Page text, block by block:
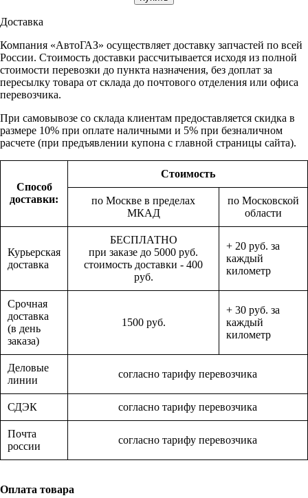
Доставка
Компания «АвтоГАЗ» осуществляет доставку запчастей по всей
России. Стоимость доставки рассчитывается исходя из полной
стоимости перевозки до пункта назначения, без доплат за
пересылку товара от склада до почтового отделения или офиса
перевозчика.
При самовывозе со склада клиентам предоставляется скидка в
размере 10% при оплате наличными и 5% при безналичном
расчете (при предъявлении купона с главной страницы сайта).
Способ
доставки:
Стоимость
по Москве в пределах
МКАД
по Московской
области
Курьерская
доставка
БЕСПЛАТНО
при заказе до 5000 руб.
стоимость доставки - 400
руб.
+ 20 руб. за
каждый
километр
Срочная
доставка
(в день
заказа)
1500 руб.
+ 30 руб. за
каждый
километр
Деловые
линии
согласно тарифу перевозчика
СДЭК согласно тарифу перевозчика
Почта
россии
согласно тарифу перевозчика
Оплата товара